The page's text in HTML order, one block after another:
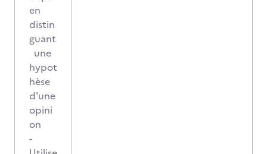
en
distin
guant
une
hypot
hèse
d'une
opini
on
-